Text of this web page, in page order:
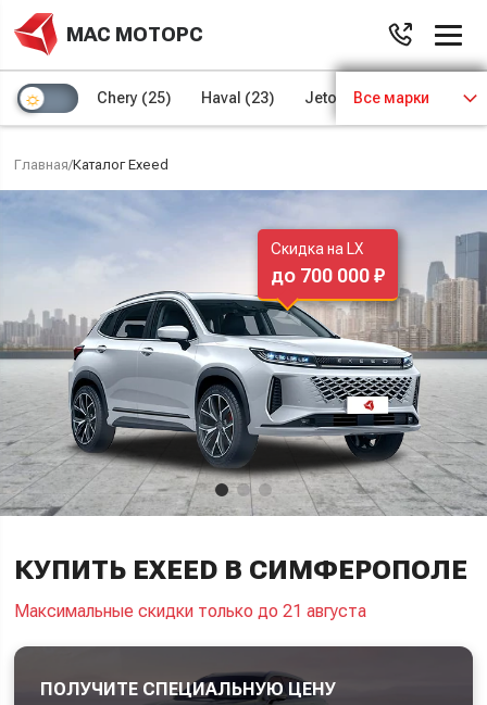
МАС МОТОРС
Chery (25) Haval (23) Jetour (8) Kaiyi (4)
Все марки
Главная/Каталог Exeed
КУПИТЬ EXEED В СИМФЕРОПОЛЕ
Максимальные скидки только до 21 августа
ПОЛУЧИТЕ СПЕЦИАЛЬНУЮ ЦЕНУ
Скидка на LX
до 700 000 ₽